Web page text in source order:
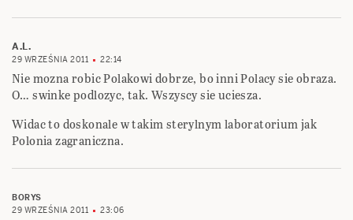
A.L.
29 WRZEŚNIA 2011 22:14
Nie mozna robic Polakowi dobrze, bo inni Polacy sie obraza.
O… swinke podlozyc, tak. Wszyscy sie uciesza.
Widac to doskonale w takim sterylnym laboratorium jak
Polonia zagraniczna.
BORYS
29 WRZEŚNIA 2011
23:06